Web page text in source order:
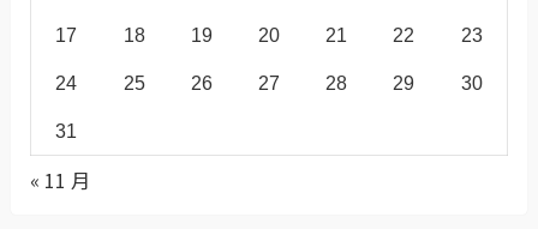
17 18 19 20 21 22 23
24 25 26 27 28 29 30
31
« 11 月